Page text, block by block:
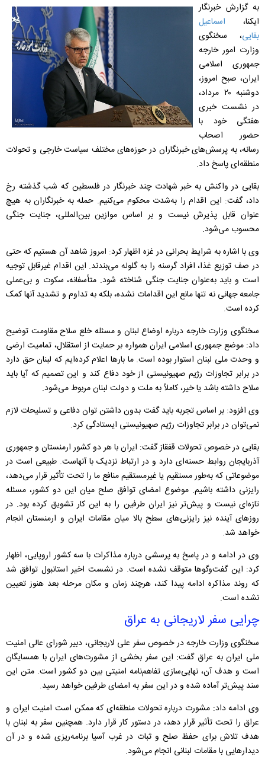
به گزارش خبرنگار
ایکنا، اسماعیل
بقایی، سخنگوی
وزارت امور خارجه
جمهوری اسلامی
ایران، صبح امروز،
دوشنبه ۲۰ مرداد،
در نشست خبری
هفتگی خود با
حضور اصحاب
رسانه، به پرسش‌های خبرنگاران در حوزه‌های مختلف سیاست خارجی و تحولات
منطقه‌ای پاسخ داد.
بقایی در واکنش به خبر شهادت چند خبرنگار در فلسطین که شب گذشته رخ
داد، گفت: این اقدام را به‌شدت محکوم می‌کنیم. حمله به خبرنگاران به هیچ
عنوان قابل پذیرش نیست و بر اساس موازین بین‌المللی، جنایت جنگی
محسوب می‌شود.
وی با اشاره به شرایط بحرانی در غزه اظهار کرد: امروز شاهد آن هستیم که حتی
در صف توزیع غذا، افراد گرسنه را به گلوله می‌بندند. این اقدام غیرقابل توجیه
است و باید به‌عنوان جنایت جنگی شناخته شود. متأسفانه، سکوت و بی‌عملی
جامعه جهانی نه تنها مانع این اقدامات نشده، بلکه به تداوم و تشدید آنها کمک
کرده است.
سخنگوی وزارت خارجه درباره اوضاع لبنان و مسئله خلع سلاح مقاومت توضیح
داد: موضع جمهوری اسلامی ایران همواره بر حمایت از استقلال، تمامیت ارضی
و وحدت ملی لبنان استوار بوده است. ما بارها اعلام کرده‌ایم که لبنان حق دارد
در برابر تجاوزات رژیم صهیونیستی از خود دفاع کند و این تصمیم که آیا باید
سلاح داشته باشد یا خیر، کاملاً به ملت و دولت لبنان مربوط می‌شود.
وی افزود: بر اساس تجربه باید گفت بدون داشتن توان دفاعی و تسلیحات لازم
نمی‌توان در برابر تجاوزات رژیم صهیونیستی ایستادگی کرد.
بقایی در خصوص تحولات قفقاز گفت: ایران با هر دو کشور ارمنستان و جمهوری
آذربایجان روابط حسنه‌ای دارد و در ارتباط نزدیک با آنهاست. طبیعی است در
موضوعاتی که به‌طور مستقیم یا غیرمستقیم منافع ما را تحت تأثیر قرار می‌دهد،
رایزنی داشته باشیم. موضوع امضای توافق صلح میان این دو کشور، مسئله
تازه‌ای نیست و پیش‌تر نیز ایران طرفین را به این کار تشویق کرده بود. در
روزهای آینده نیز رایزنی‌های سطح بالا میان مقامات ایران و ارمنستان انجام
خواهد شد.
وی در ادامه و در پاسخ به پرسشی درباره مذاکرات با سه کشور اروپایی، اظهار
کرد: این گفت‌وگوها متوقف نشده است. در نشست اخیر استانبول توافق شد
که روند مذاکره ادامه پیدا کند، هرچند زمان و مکان مرحله بعد هنوز تعیین
نشده است.
چرایی سفر لاریجانی به عراق
سخنگوی وزارت خارجه در خصوص سفر علی لاریجانی، دبیر شورای عالی امنیت
ملی ایران به عراق گفت: این سفر بخشی از مشورت‌های ایران با همسایگان
است و هدف آن، نهایی‌سازی تفاهم‌نامه امنیتی بین دو کشور است. متن این
سند پیش‌تر آماده شده و در این سفر به امضای طرفین خواهد رسید.
وی ادامه داد: مشورت درباره تحولات منطقه‌ای که ممکن است امنیت ایران و
عراق را تحت تأثیر قرار دهد، در دستور کار قرار دارد. همچنین سفر به لبنان با
هدف تلاش برای حفظ صلح و ثبات در غرب آسیا برنامه‌ریزی شده و در آن
دیدارهایی با مقامات لبنانی انجام می‌شود.